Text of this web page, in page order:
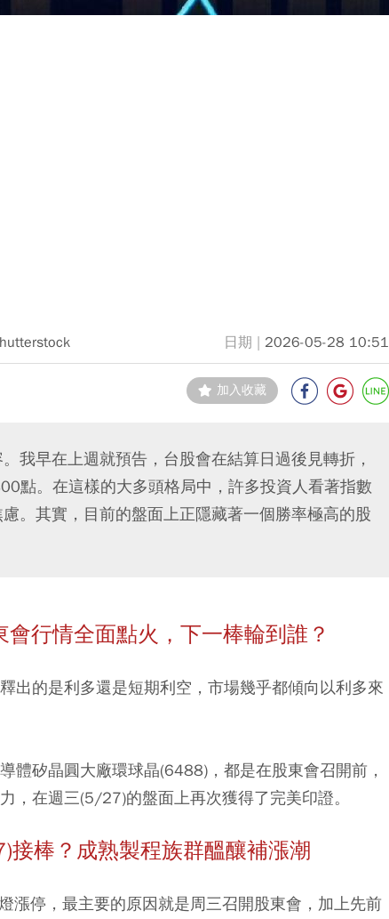
2026-05-28 10:51
加入收藏
我早在上週就預告，台股會在結算日過後見轉折，
點。在這樣的大多頭格局中，許多投資人看著指數
。其實，目前的盤面上正隱藏著一個勝率極高的股
會行情全面點火，下一棒輪到誰？
出的是利多還是短期利空，市場幾乎都傾向以利多來
體矽晶圓大廠環球晶(6488)，都是在股東會召開前，
，在週三(5/27)的盤面上再次獲得了完美印證。
接棒？成熟製程族群醞釀補漲潮
停，最主要的原因就是周三召開股東會，加上先前